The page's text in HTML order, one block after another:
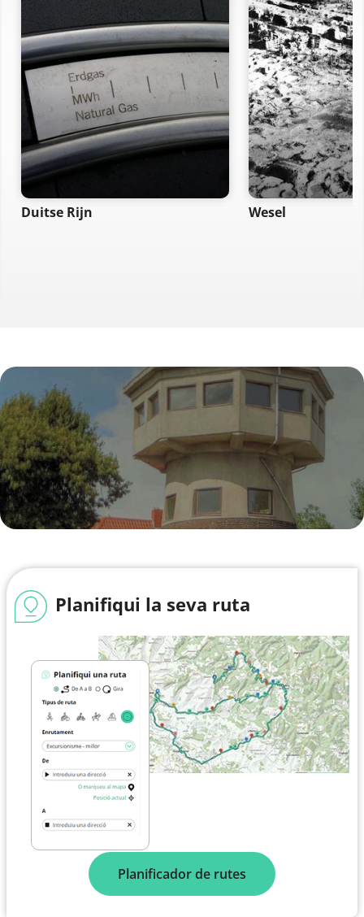
Duitse Rijn Wesel
Planifiqui la seva ruta
Planificador de rutes